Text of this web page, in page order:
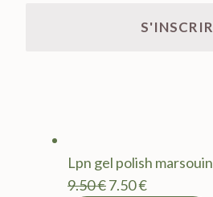
Lpn gel polish marsouin
9.50€Le
7.50€Le